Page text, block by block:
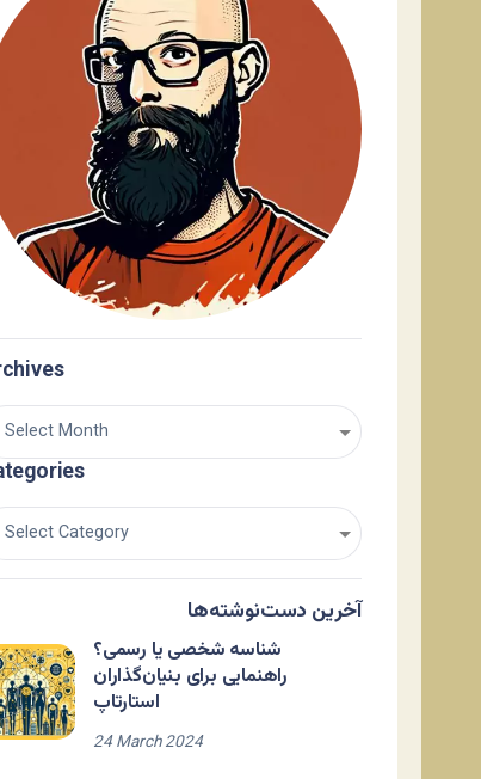
آخرین دست‌نوشته‌ها
شناسه شخصی یا رسمی؟
راهنمایی برای بنیان‌گذاران
استارتاپ
24 March 2024